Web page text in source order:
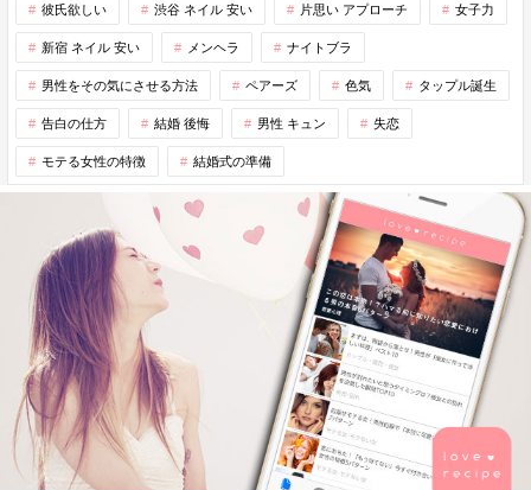
彼氏欲しい 渋谷 ネイル 安い 片思い アプローチ 女子力
新宿 ネイル 安い メンヘラ ナイトブラ
男性をその気にさせる方法 ペアーズ 色気 タップル誕生
告白の仕方 結婚 後悔 男性 キュン 失恋
モテる女性の特徴 結婚式の準備